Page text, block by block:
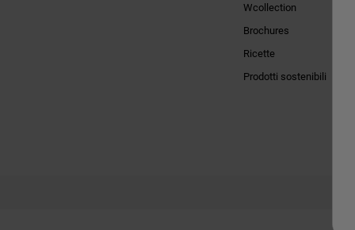
Wcollection
Brochures
Ricette
Prodotti sostenibili